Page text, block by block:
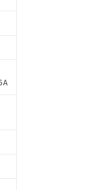
(税抜)を提供させていただ
ることをご了承ください。
オムロン制御機器販売店・
開示しないようお願いしま
メンバーズにご登録され
社および当社の共同利用者
利用することをご了承くだ
） 1000ppm以下、フタル酸ジブチ
。
（以下｢規制貨物等」とい
武器並びにこれらの製造装
該第三者に通知します。
様担当のオムロン制御